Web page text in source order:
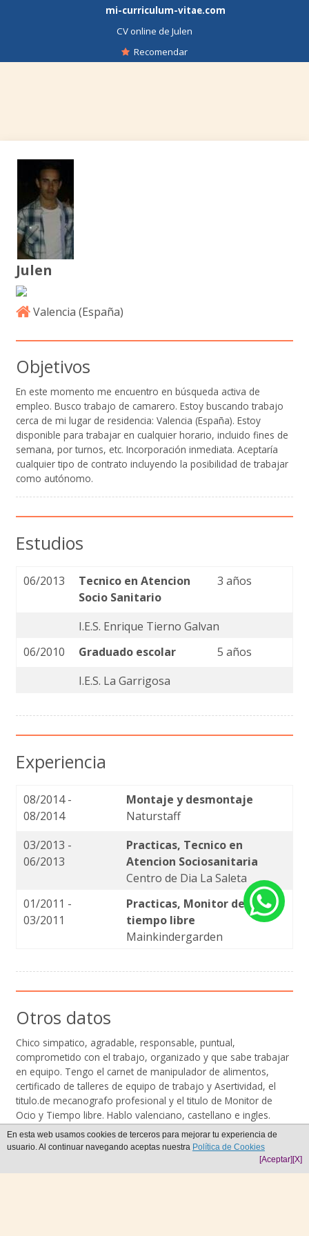
mi-curriculum-vitae.com
CV online de Julen
Recomendar
Julen
Valencia (España)
Objetivos
En este momento me encuentro en búsqueda activa de
empleo. Busco trabajo de camarero. Estoy buscando trabajo
cerca de mi lugar de residencia: Valencia (España). Estoy
disponible para trabajar en cualquier horario, incluido fines de
semana, por turnos, etc. Incorporación inmediata. Aceptaría
cualquier tipo de contrato incluyendo la posibilidad de trabajar
como autónomo.
Estudios
06/2013
Tecnico en Atencion
Socio Sanitario
3 años
I.E.S. Enrique Tierno Galvan
06/2010
Graduado escolar
5 años
I.E.S. La Garrigosa
Experiencia
08/2014 -
08/2014
Montaje y desmontaje
Naturstaff
03/2013 -
06/2013
Practicas, Tecnico en
Atencion Sociosanitaria
Centro de Dia La Saleta
01/2011 -
03/2011
Practicas, Monitor de ocio y
tiempo libre
Mainkindergarden
Otros datos
Chico simpatico, agradable, responsable, puntual,
comprometido con el trabajo, organizado y que sabe trabajar
en equipo. Tengo el carnet de manipulador de alimentos,
certificado de talleres de equipo de trabajo y Asertividad, el
titulo.de mecanografo profesional y el titulo de Monitor de
Ocio y Tiempo libre. Hablo valenciano, castellano e ingles.
Buenos conocimientos de informatica (power point, word,
openoffice...) con ganas de trabajar y total disponibilidad.
En esta web usamos cookies de terceros para mejorar tu experiencia de
usuario. Al continuar navegando aceptas nuestra Política de Cookies
[X]
[Aceptar]